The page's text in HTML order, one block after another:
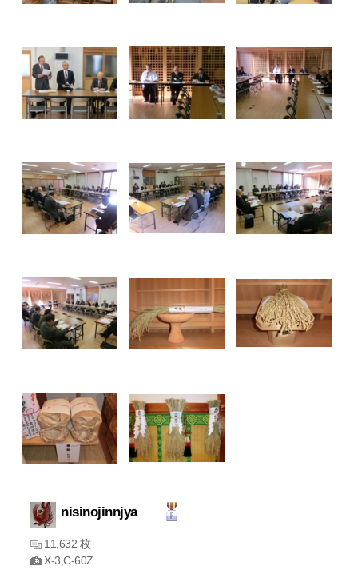
nisinojinnjya
11,632 枚
X-3,C-60Z